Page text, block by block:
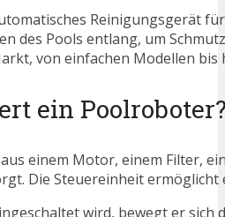
Reinigungsgerät
des Pools entlang, um
von einfachen Modellen
ein
einem Motor, einem Filter,
Die Steuereinheit
wird, bewegt er sich